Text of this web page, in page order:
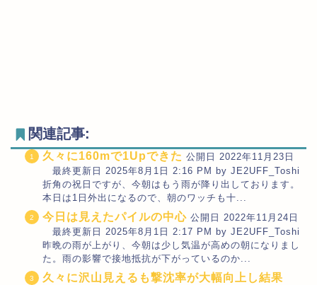
関連記事:
久々に160mで1Upできた 公開日 2022年11月23日
最終更新日 2025年8月1日 2:16 PM by JE2UFF_Toshi
折角の祝日ですが、今朝はもう雨が降り出しております。
本日は1日外出になるので、朝のワッチも十...
今日は見えたパイルの中心 公開日 2022年11月24日
最終更新日 2025年8月1日 2:17 PM by JE2UFF_Toshi
昨晩の雨が上がり、今朝は少し気温が高めの朝になりまし
た。雨の影響で接地抵抗が下がっているのか...
久々に沢山見えるも撃沈率が大幅向上し結果